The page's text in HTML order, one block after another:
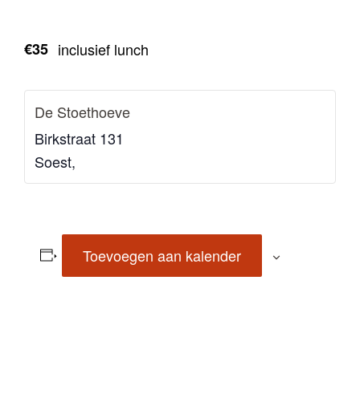
€35 inclusief lunch
De Stoethoeve
Birkstraat 131
Soest,
Toevoegen aan kalender